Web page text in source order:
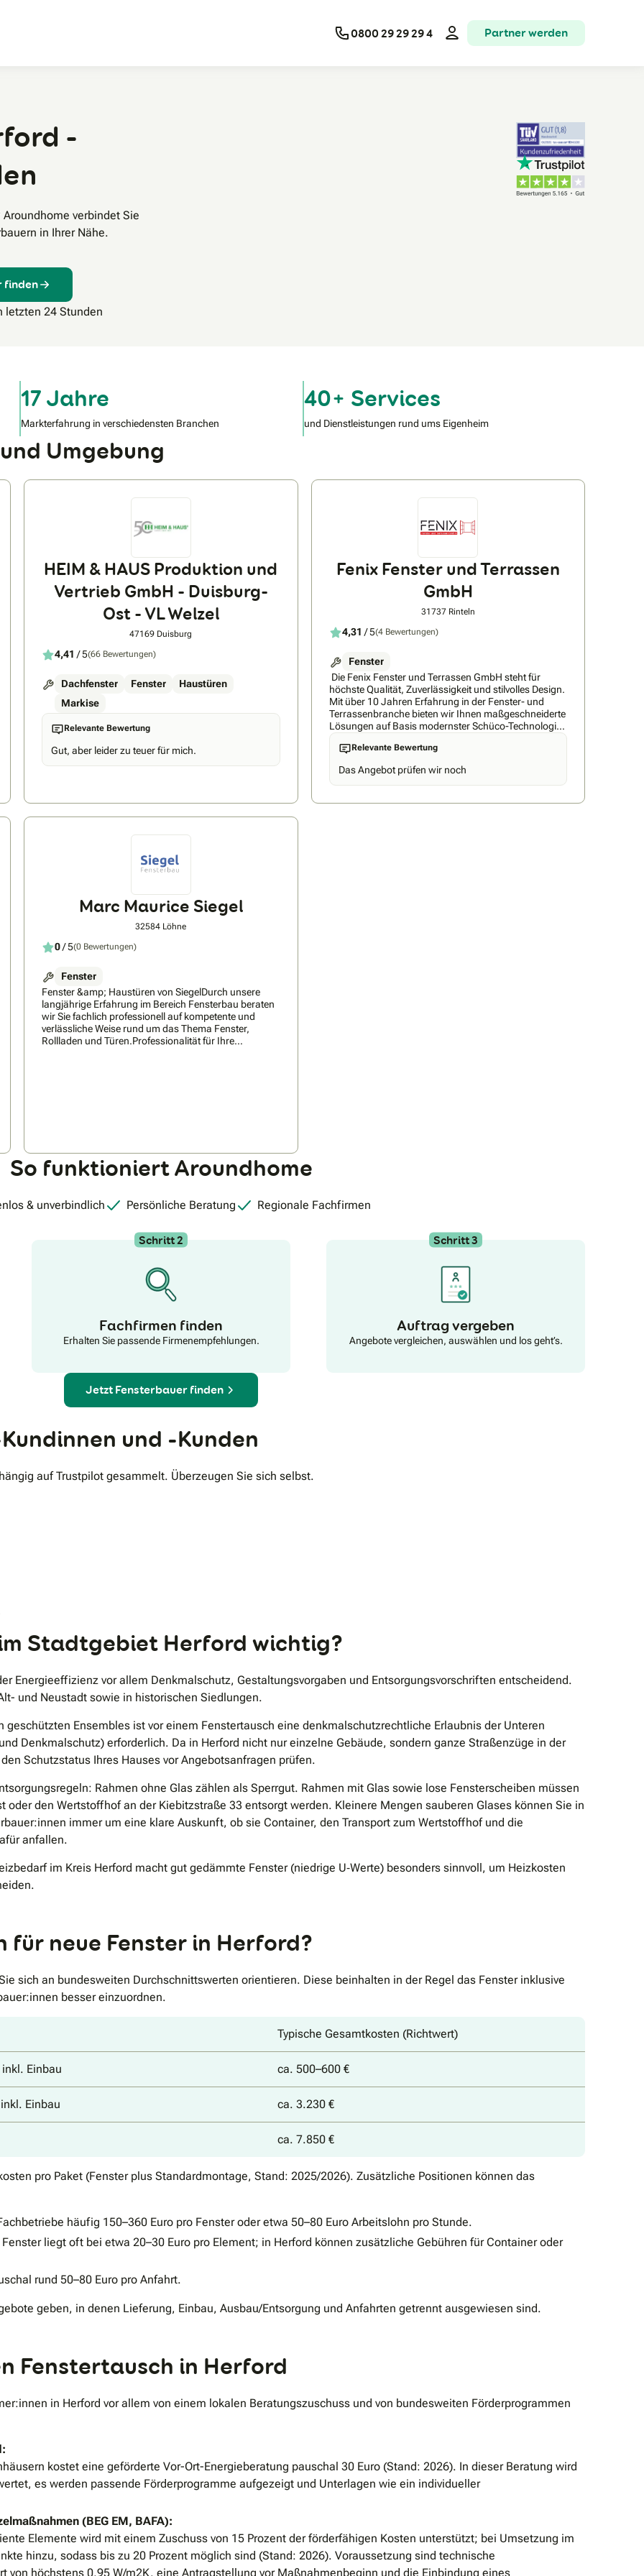
0800 29 29 29 4 Partner werden
-
verbindet Sie
in Ihrer Nähe.
finden
letzten 24 Stunden
17 Jahre
Markterfahrung in verschiedensten Branchen
40+ Services
und Dienstleistungen rund ums Eigenheim
Umgebung
HEIM & HAUS Produktion und
Vertrieb GmbH - Duisburg-
Ost - VL Welzel
47169 Duisburg
4,41 / 5(66 Bewertungen)
Dachfenster Fenster
Haustüren
Markise
Relevante Bewertung
Gut, aber leider zu teuer für mich.
Fenix Fenster und Terrassen
GmbH
31737 Rinteln
4,31 / 5(4 Bewertungen)
Fenster
Die Fenix Fenster und Terrassen GmbH steht für
höchste Qualität, Zuverlässigkeit und stilvolles Design.
Mit über 10 Jahren Erfahrung in der Fenster- und
Terrassenbranche bieten wir Ihnen maßgeschneiderte
Lösungen auf Basis modernster Schüco-Technologie.
Unser eigenes, bestens geschultes Montageteam
gewährleistet eine handwerkliche Perfektion, die nicht
begeistert. Dabei legen wir größten Wert auf Präzision,
Langlebigkeit und ein erstklassiges Kundenerlebnis. In
Relevante Bewertung
Das Angebot prüfen wir noch
Marc Maurice Siegel
32584 Löhne
0/ 5(0 Bewertungen)
Fenster
Fenster &amp; Haustüren von SiegelDurch unsere
langjährige Erfahrung im Bereich Fensterbau beraten
wir Sie fachlich professionell auf kompetente und
verlässliche Weise rund um das Thema Fenster,
Rollladen und Türen.Professionalität für Ihre
garantieren wir Ihnen höchste Qualität. Unser
Anspruch ist Qualität durch besten Service und damit
ihrer Zufriedenheit.Mit Begeisterung beraten wir Sie
umfassenden Sortiment aus qualitativ hochwertigen
Fenstern, Rollladen und Haustüren.
So funktioniert Aroundhome
& unverbindlich Persönliche Beratung Regionale Fachfirmen
Schritt 2
Fachfirmen finden
Erhalten Sie passende Firmenempfehlungen.
Schritt 3
Auftrag vergeben
Angebote vergleichen, auswählen und los geht’s.
Jetzt Fensterbauer finden
und -Kunden
auf Trustpilot gesammelt. Überzeugen Sie sich selbst.
Stadtgebiet Herford wichtig?
Energieeffizienz vor allem Denkmalschutz, Gestaltungsvorgaben und Entsorgungsvorschriften entscheidend.
und Neustadt sowie in historischen Siedlungen.
Ensembles ist vor einem Fenstertausch eine denkmalschutzrechtliche Erlaubnis der Unteren
Denkmalschutz) erforderlich. Da in Herford nicht nur einzelne Gebäude, sondern ganze Straßenzüge in der
Schutzstatus Ihres Hauses vor Angebotsanfragen prüfen.
Rahmen ohne Glas zählen als Sperrgut. Rahmen mit Glas sowie lose Fensterscheiben müssen
den Wertstoffhof an der Kiebitzstraße 33 entsorgt werden. Kleinere Mengen sauberen Glases können Sie in
immer um eine klare Auskunft, ob sie Container, den Transport zum Wertstoffhof und die
anfallen.
im Kreis Herford macht gut gedämmte Fenster (niedrige U‐Werte) besonders sinnvoll, um Heizkosten
für neue Fenster in Herford?
sich an bundesweiten Durchschnittswerten orientieren. Diese beinhalten in der Regel das Fenster inklusive
besser einzuordnen.
Typische Gesamtkosten (Richtwert)
Einbau ca. 500–600 €
Einbau ca. 3.230 €
ca. 7.850 €
pro Paket (Fenster plus Standardmontage, Stand: 2025/2026). Zusätzliche Positionen können das
häufig 150–360 Euro pro Fenster oder etwa 50–80 Euro Arbeitslohn pro Stunde.
liegt oft bei etwa 20–30 Euro pro Element; in Herford können zusätzliche Gebühren für Container oder
rund 50–80 Euro pro Anfahrt.
geben, in denen Lieferung, Einbau, Ausbau/Entsorgung und Anfahrten getrennt ausgewiesen sind.
Fenstertausch in Herford
in Herford vor allem von einem lokalen Beratungszuschuss und von bundesweiten Förderprogrammen
kostet eine geförderte Vor-Ort-Energieberatung pauschal 30 Euro (Stand: 2026). In dieser Beratung wird
es werden passende Förderprogramme aufgezeigt und Unterlagen wie ein individueller
(BEG EM, BAFA):
Elemente wird mit einem Zuschuss von 15 Prozent der förderfähigen Kosten unterstützt; bei Umsetzung im
hinzu, sodass bis zu 20 Prozent möglich sind (Stand: 2026). Voraussetzung sind technische
von höchstens 0,95 W/m2K, eine Antragstellung vor Maßnahmenbeginn und die Einbindung eines